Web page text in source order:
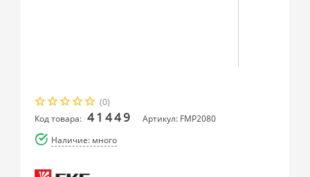
(0)
Код товара: 41449
Артикул: FMP2080
Наличие: много